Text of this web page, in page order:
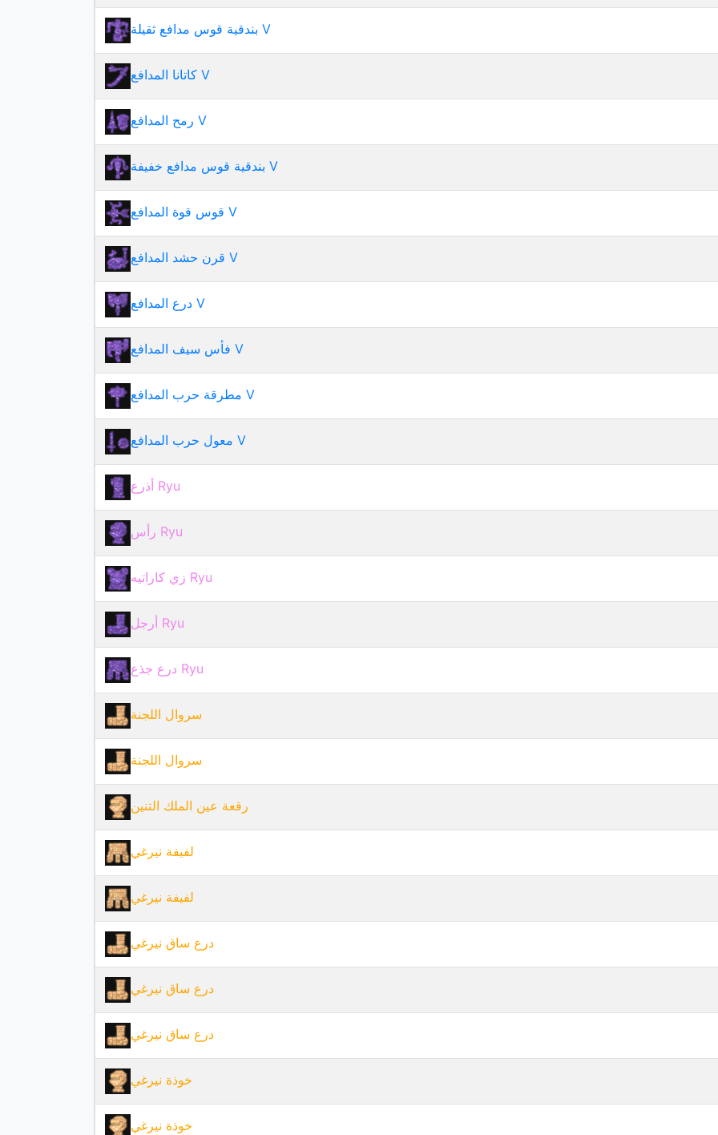
بندقية قوس مدافع ثقيلة V
كاتانا المدافع V
رمح المدافع V
بندقية قوس مدافع خفيفة V
قوس قوة المدافع V
قرن حشد المدافع V
درع المدافع V
فأس سيف المدافع V
مطرقة حرب المدافع V
معول حرب المدافع V
أذرع Ryu
رأس Ryu
زي كاراتيه Ryu
أرجل Ryu
درع جذع Ryu
سروال اللجنة
سروال اللجنة
رقعة عين الملك التنين
لفيفة نيرغي
لفيفة نيرغي
درع ساق نيرغي
درع ساق نيرغي
درع ساق نيرغي
خوذة نيرغي
خوذة نيرغي